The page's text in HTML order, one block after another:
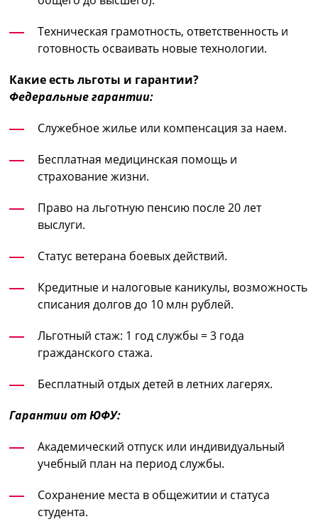
Техническая грамотность, ответственность и
готовность осваивать новые технологии.
Какие есть льготы и гарантии?
Федеральные гарантии:
Служебное жилье или компенсация за наем.
Бесплатная медицинская помощь и
страхование жизни.
Право на льготную пенсию после 20 лет
выслуги.
Статус ветерана боевых действий.
Кредитные и налоговые каникулы, возможность
списания долгов до 10 млн рублей.
Льготный стаж: 1 год службы = 3 года
гражданского стажа.
Бесплатный отдых детей в летних лагерях.
Гарантии от ЮФУ:
Академический отпуск или индивидуальный
учебный план на период службы.
Сохранение места в общежитии и статуса
студента.